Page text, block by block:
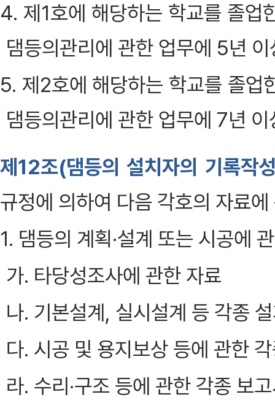
4. 제1호에 해당하는 학교를 졸업
댐등의관리에 관한 업무에 5년
5. 제2호에 해당하는 학교를 졸업
댐등의관리에 관한 업무에 7년
제12조(댐등의 설치자의 기록작
규정에 의하여 다음 각호의 자료
1. 댐등의 계획·설계 또는 시공에
가. 타당성조사에 관한 자료
나. 기본설계, 실시설계 등 각종
다. 시공 및 용지보상 등에 관한
라. 수리·구조 등에 관한 각종 보